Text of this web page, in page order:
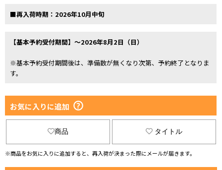
■再入荷時期：2026年10月中旬
【基本予約受付期間】～2026年8月2日（日）
※基本予約受付期間後は、準備数が無くなり次第、予約終了となりま
す。
お気に入りに追加
商品 タイトル
※商品をお気に入りに追加すると、再入荷が決まった際にメールが届きます。